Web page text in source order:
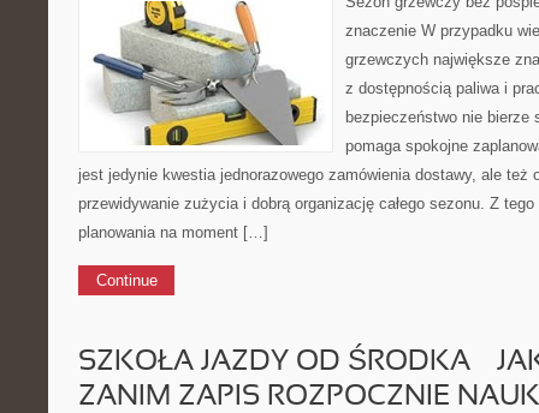
znaczenie W przypadku
grzewczych największe
z dostępnością paliwa i
bezpieczeństwo nie
pomaga spokojne
jest jedynie kwestia jednorazowego zamówienia dostawy, ale też
przewidywanie zużycia i dobrą organizację całego sezonu. Z
planowania na moment […]
Continue
SZKOŁA JAZDY OD ŚRODKA —
ZANIM ZAPIS ROZPOCZNIE